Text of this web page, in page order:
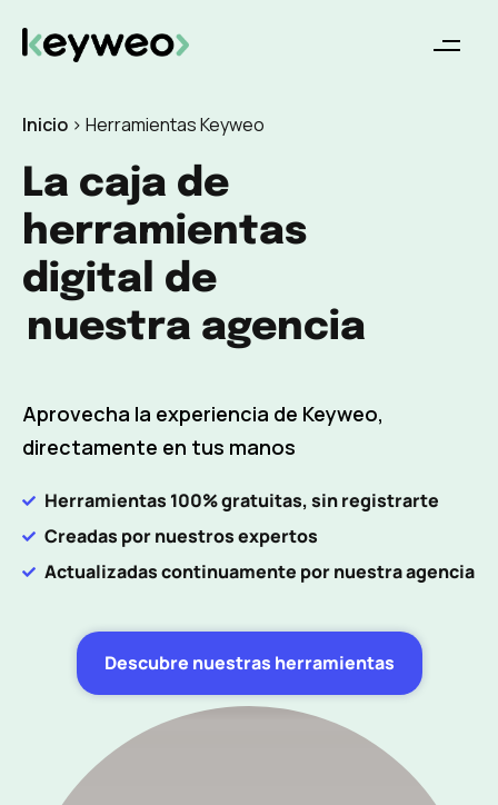
Inicio > Herramientas Keyweo
La caja de
herramientas
digital de
nuestra agencia
Aprovecha la experiencia de Keyweo,
directamente en tus manos
Herramientas 100% gratuitas, sin registrarte
Creadas por nuestros expertos
Actualizadas continuamente por nuestra agencia
Descubre nuestras herramientas